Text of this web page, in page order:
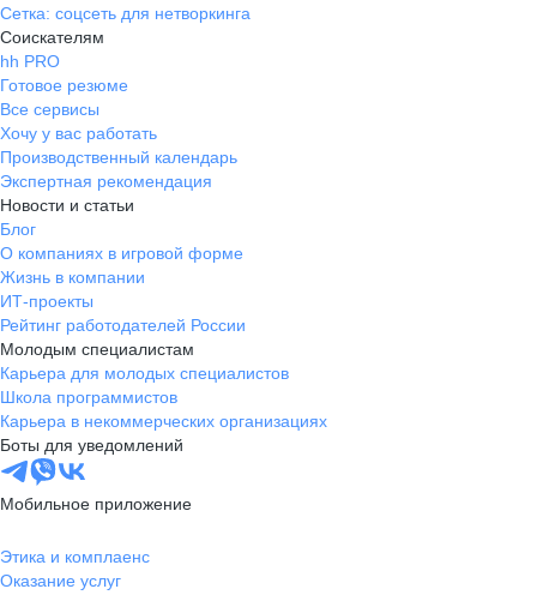
Сетка: соцсеть для нетворкинга
Соискателям
hh PRO
Готовое резюме
Все сервисы
Хочу у вас работать
Производственный календарь
Экспертная рекомендация
Новости и статьи
Блог
О компаниях в игровой форме
Жизнь в компании
ИТ-проекты
Рейтинг работодателей России
Молодым специалистам
Карьера для молодых специалистов
Школа программистов
Карьера в некоммерческих организациях
Боты для уведомлений
Мобильное приложение
Этика и комплаенс
Оказание услуг